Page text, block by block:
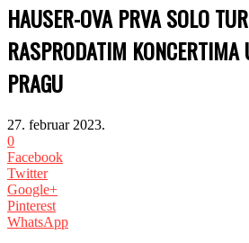
HAUSER-OVA PRVA SOLO
RASPRODATIM
PRAGU
27. februar 2023.
0
Facebook
Twitter
Google+
Pinterest
WhatsApp